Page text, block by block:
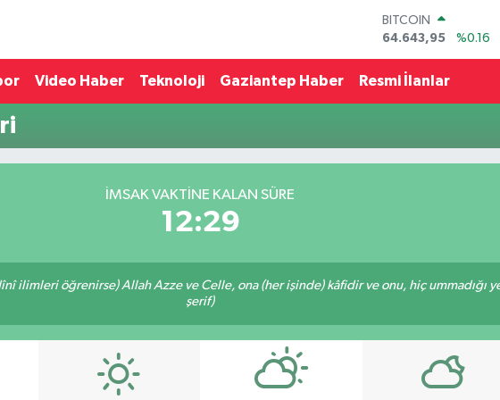
BITCOIN
64.643,95
%0.16
DOLAR
47,6006
64,2398
%0.2
GRAM ALTIN
Video Haber Teknoloji Gaziantep Haber Resmi İlanlar
İMSAK VAKTINE KALAN SÜRE
12:29
ilimleri öğrenirse) Allah Azze ve Celle, ona (her işinde) kâfidir ve onu, hiç ummadığı
şerif)